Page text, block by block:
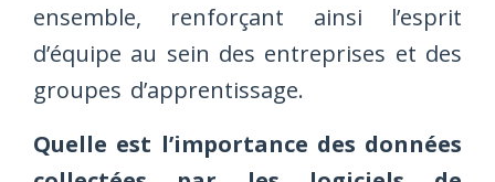
ensemble, renforçant ainsi l’esprit
d’équipe au sein des entreprises et des
groupes d’apprentissage.
Quelle est l’importance des données